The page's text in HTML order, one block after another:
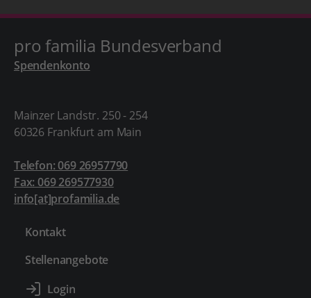
pro familia Bundesverband
Spendenkonto
Mainzer Landstr. 250 - 254
60326 Frankfurt am Main
Telefon: 069 26957790
Fax: 069 269577930
info[at]profamilia.de
Kontakt
Stellenangebote